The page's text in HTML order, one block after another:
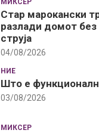
МИКСЕР
Стар марокански
разлади домот
струја
04/08/2026
НИЕ
Што е
03/08/2026
МИКСЕР